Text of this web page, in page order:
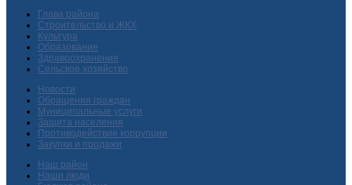
Глава района
Строительство и ЖКХ
Культура
Образование
Здравоохранение
Сельское хозяйство
Новости
Обращения граждан
Муниципальные услуги
Защита населения
Противодействие коррупции
Закупки и продажи
Наш район
Наши люди